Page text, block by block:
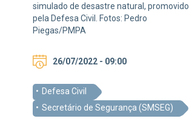
simulado de desastre natural, promovido
pela Defesa Civil. Fotos: Pedro
Piegas/PMPA
26/07/2022 - 09:00
Defesa Civil
Secretário de Segurança (SMSEG)